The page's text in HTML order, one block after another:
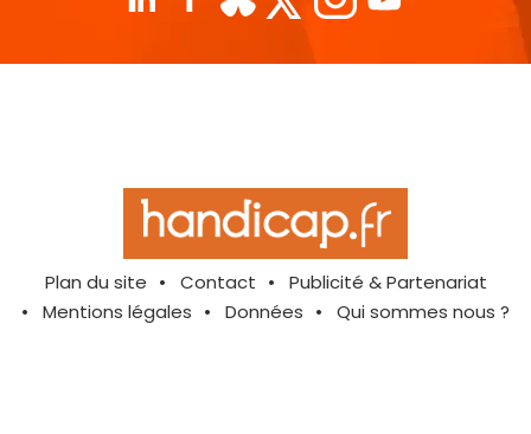
Plan du site Contact
Publicité & Partenariat
Mentions légales
Données Qui sommes nous ?